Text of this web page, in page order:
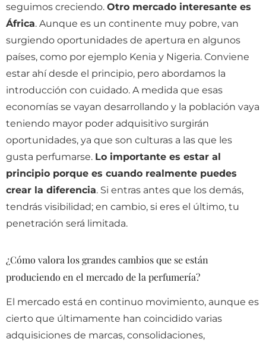
seguimos creciendo. Otro mercado interesante es
África. Aunque es un continente muy pobre, van
surgiendo oportunidades de apertura en algunos
países, como por ejemplo Kenia y Nigeria. Conviene
estar ahí desde el principio, pero abordamos la
introducción con cuidado. A medida que esas
economías se vayan desarrollando y la población vaya
teniendo mayor poder adquisitivo surgirán
oportunidades, ya que son culturas a las que les
gusta perfumarse. Lo importante es estar al
principio porque es cuando realmente puedes
crear la diferencia. Si entras antes que los demás,
tendrás visibilidad; en cambio, si eres el último, tu
penetración será limitada.
¿Cómo valora los grandes cambios que se están
produciendo en el mercado de la perfumería?
El mercado está en continuo movimiento, aunque es
cierto que últimamente han coincidido varias
adquisiciones de marcas, consolidaciones,